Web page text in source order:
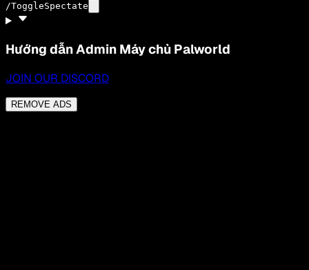
/ToggleSpectate
Hướng dẫn Admin Máy chủ Palworld
JOIN OUR DISCORD
REMOVE ADS